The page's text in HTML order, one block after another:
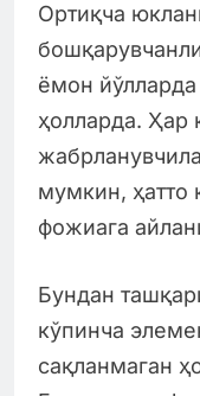
Ортиқча
ёмон йўлларда
ҳолларда. Ҳар
мумкин, ҳатто
фожиага
Бундан
кўпинча
сақланмаган